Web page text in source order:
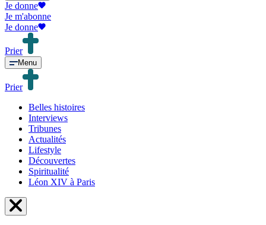
Je donne
Je m'abonne
Je donne
Prier
Menu
Prier
Belles histoires
Interviews
Tribunes
Actualités
Lifestyle
Découvertes
Spiritualité
Léon XIV à Paris